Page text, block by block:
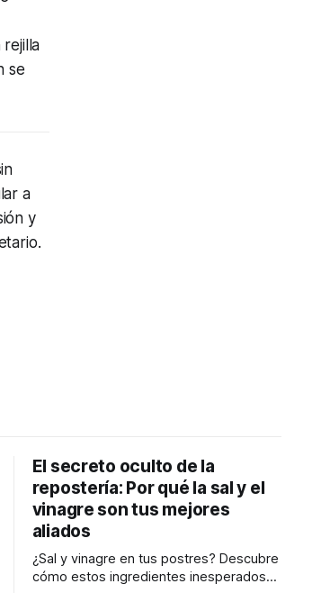
se
a
y
El secreto oculto de la
repostería: Por qué la sal y el
vinagre son tus mejores
aliados
¿Sal y vinagre en tus postres? Descubre
cómo estos ingredientes inesperados